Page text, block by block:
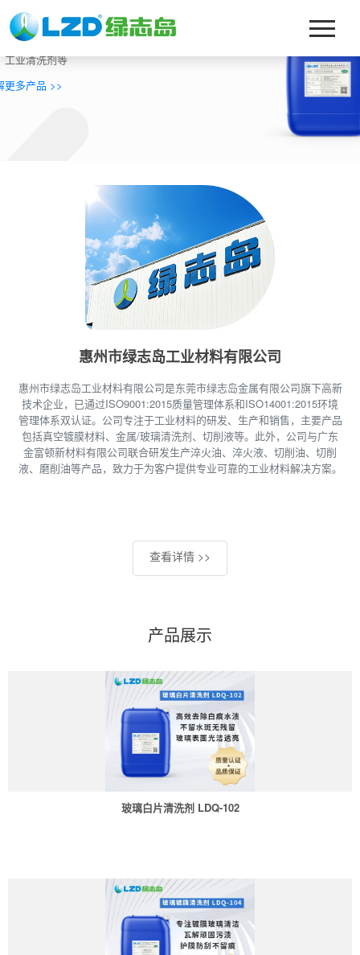
来到绿志岛化工
：真空镀膜、玻璃清洗剂、淬火油、切削液、磨削油、切削
工业清洗剂等
更多产品 >>
惠州市绿志岛工业材料有限公司
惠州市绿志岛工业材料有限公司是东莞市绿志岛金属有限公司旗下高新
技术企业，已通过ISO9001:2015质量管理体系和ISO14001:2015环境
管理体系双认证。公司专注于工业材料的研发、生产和销售，主要产品
包括真空镀膜材料、金属/玻璃清洗剂、切削液等。此外，公司与广东
金富顿新材料有限公司联合研发生产淬火油、淬火液、切削油、切削
液、磨削油等产品，致力于为客户提供专业可靠的工业材料解决方案。
查看详情 >>
产品展示
玻璃白片清洗剂 LDQ-102